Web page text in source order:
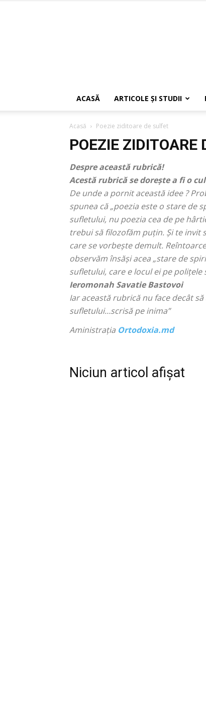
ACASĂ ARTICOLE ŞI STUDII
Acasă Poezie ziditoare de sulfet
POEZIE ZIDITOARE
Despre această rubrică!
Acestă rubrică se dorește a fi o
De unde a pornit această idee ?
spunea că „poezia este o stare de
sufletului, nu poezia cea de pe
trebui să filozofăm puțin. Și te invit
care se vorbește demult.
observăm însăși acea „stare de
sufletului, care e locul ei pe polițele
Ieromonah Savatie Bastovoi
Iar această rubrică nu face decât
sufletului…scrisă pe inima”
Aministraţia Ortodoxia.md
Niciun articol afișat